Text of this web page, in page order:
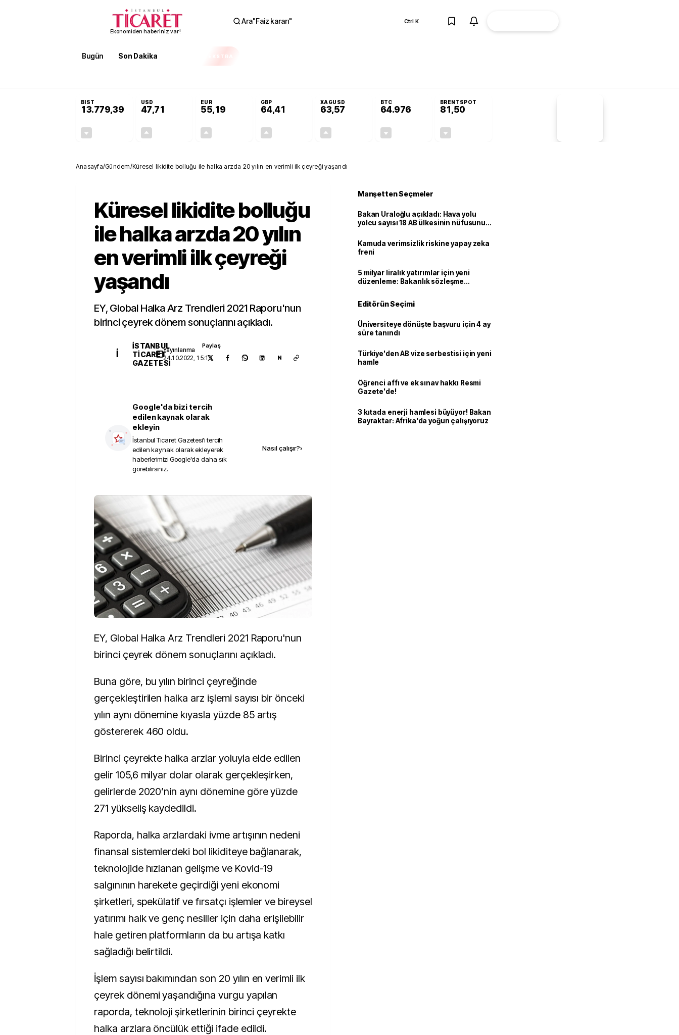
Ekonomiden haberiniz var!
Ara"Faiz kararı" Ctrl K
Bugün Son Dakika EKSTRA
BIST
13.779,39
USD
47,71
EUR
55,19
GBP
64,41
XAGUSD
63,57
BTC
64.976
BRENTSPOT
81,50
Anasayfa/Gündem/Küresel likidite bolluğu ile halka arzda 20 yılın en verimli ilk çeyreği yaşandı
Küresel likidite bolluğu
ile halka arzda 20 yılın
en verimli ilk çeyreği
yaşandı
EY, Global Halka Arz Trendleri 2021 Raporu'nun
birinci çeyrek dönem sonuçlarını açıkladı.
İ
İSTANBUL
TICARET
GAZETESI
Yayınlanma
24.10.2022, 15:15
Paylaş
N
Google'da bizi tercih
edilen kaynak olarak
ekleyin
İstanbul Ticaret Gazetesi'i tercih
edilen kaynak olarak ekleyerek
haberlerimizi Google'da daha sık
görebilirsiniz.
Nasıl çalışır?›
EY, Global Halka Arz Trendleri 2021 Raporu'nun
birinci çeyrek dönem sonuçlarını açıkladı.
Buna göre, bu yılın birinci çeyreğinde
gerçekleştirilen halka arz işlemi sayısı bir önceki
yılın aynı dönemine kıyasla yüzde 85 artış
göstererek 460 oldu.
Birinci çeyrekte halka arzlar yoluyla elde edilen
gelir 105,6 milyar dolar olarak gerçekleşirken,
gelirlerde 2020’nin aynı dönemine göre yüzde
271 yükseliş kaydedildi.
Raporda, halka arzlardaki ivme artışının nedeni
finansal sistemlerdeki bol likiditeye bağlanarak,
teknolojide hızlanan gelişme ve Kovid-19
salgınının harekete geçirdiği yeni ekonomi
şirketleri, spekülatif ve fırsatçı işlemler ve bireysel
yatırımı halk ve genç nesiller için daha erişilebilir
hale getiren platformların da bu artışa katkı
sağladığı belirtildi.
İşlem sayısı bakımından son 20 yılın en verimli ilk
çeyrek dönemi yaşandığına vurgu yapılan
raporda, teknoloji şirketlerinin birinci çeyrekte
halka arzlara öncülük ettiği ifade edildi.
Manşetten Seçmeler
Bakan Uraloğlu açıkladı: Hava yolu
yolcu sayısı 18 AB ülkesinin nüfusunu
Kamuda verimsizlik riskine yapay zeka
freni
5 milyar liralık yatırımlar için yeni
düzenleme: Bakanlık sözleşme
Editörün Seçimi
Üniversiteye dönüşte başvuru için 4 ay
süre tanındı
Türkiye'den AB vize serbestisi için yeni
hamle
Öğrenci affı ve ek sınav hakkı Resmi
Gazete'de!
3 kıtada enerji hamlesi büyüyor! Bakan
Bayraktar: Afrika'da yoğun çalışıyoruz